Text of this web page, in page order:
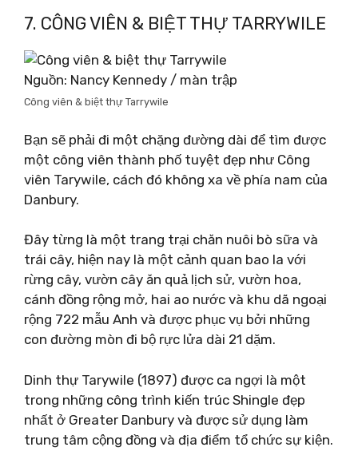
7. CÔNG VIÊN & BIỆT THỰ TARRYWILE
Nguồn: Nancy Kennedy / màn trập
Công viên & biệt thự Tarrywile
Bạn sẽ phải đi một chặng đường dài để tìm được
một công viên thành phố tuyệt đẹp như Công
viên Tarywile, cách đó không xa về phía nam của
Danbury.
Đây từng là một trang trại chăn nuôi bò sữa và
trái cây, hiện nay là một cảnh quan bao la với
rừng cây, vườn cây ăn quả lịch sử, vườn hoa,
cánh đồng rộng mở, hai ao nước và khu dã ngoại
rộng 722 mẫu Anh và được phục vụ bởi những
con đường mòn đi bộ rực lửa dài 21 dặm.
Dinh thự Tarywile (1897) được ca ngợi là một
trong những công trình kiến ​​​​trúc Shingle đẹp
nhất ở Greater Danbury và được sử dụng làm
trung tâm cộng đồng và địa điểm tổ chức sự kiện.